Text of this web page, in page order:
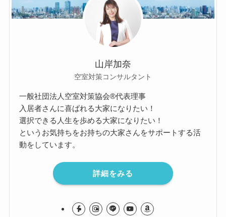
山岸加奈
空室対策コンサルタント
一般社団法人空室対策協会®︎代表理事
入居者さんに喜ばれる大家になりたい！
選択できる人生を歩める大家になりたい！
というお気持ちをお持ちの大家さんをサポートする活
動をしています。
詳細をみる